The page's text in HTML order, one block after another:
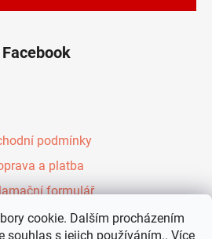
cookie. Dalším procházením
souhlas s jejich používáním.. Více
Facebook
podmínky
a platba
formulář
Evy Kiedroňové